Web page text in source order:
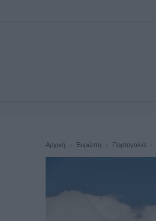
Αρχική Ευρώπη Πορτογαλία